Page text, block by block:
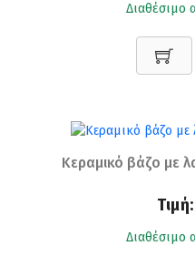
Διαθέσιμο
Κεραμικό βάζο με
Τιμή:
Διαθέσιμο